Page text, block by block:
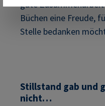
gute
Büchen eine Freude,
Stelle bedanken
Stillstand gab und
nicht…